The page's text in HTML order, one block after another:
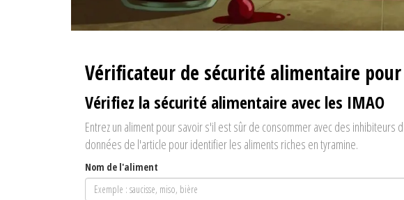
Vérificateur de sécurité alimentaire pour
Vérifiez la sécurité alimentaire avec les IMAO
Entrez un aliment pour savoir s'il est sûr de consommer avec des inhibiteurs
données de l'article pour identifier les aliments riches en tyramine.
Nom de l'aliment